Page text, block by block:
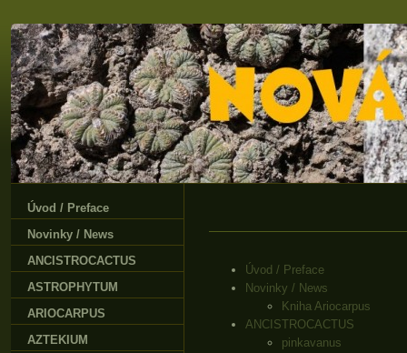
Úvod / Preface
Novinky / News
Kniha Ariocarpus
ANCISTROCACTUS
pinkavanus
Úvod / Preface
Novinky / News
ANCISTROCACTUS
ASTROPHYTUM
ARIOCARPUS
AZTEKIUM